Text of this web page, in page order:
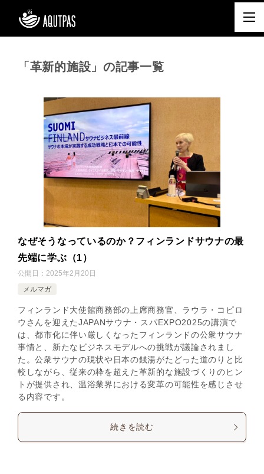
「革新的施設」の記事一覧
なぜそうなっているのか？フィンランドサウナの最
先端に学ぶ（1）
公開日： 2025年2月20日
メルマガ
フィンランド大使館商務部の上席商務官、ラウラ・コピロ
ウさんを迎えたJAPANサウナ・スパEXPO2025の講演で
は、都市化に伴い厳しくなったフィンランドの公衆サウナ
事情と、新たなビジネスモデルへの挑戦が議論されまし
た。公衆サウナの現状や日本の銭湯がたどった道のりと比
較しながら、従来の枠を超えた革新的な施設づくりのヒン
トが提供され、温浴業界における変革の可能性を感じさせ
る内容です。
続きを読む